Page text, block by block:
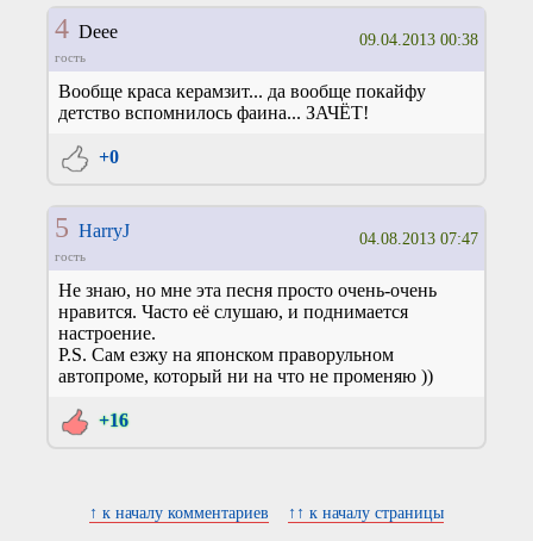
4Deee
гость
09.04.2013 00:38
Вообще краса керамзит... да вообще покайфу
детство вспомнилось фаина... ЗАЧЁТ!
+0
5 HarryJ
гость
04.08.2013 07:47
Не знаю, но мне эта песня просто очень-очень
нравится. Часто её слушаю, и поднимается
настроение.
P.S. Сам езжу на японском праворульном
автопроме, который ни на что не променяю ))
+16
↑ к началу комментариев ↑↑ к началу страницы